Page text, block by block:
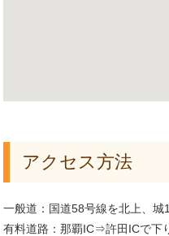
アクセス方法
一般道：国道58号線を北上、城
有料道路：那覇IC⇒許田ICで下